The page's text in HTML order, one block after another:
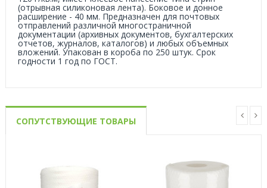
(отрывная силиконовая лента). Боковое и донное
расширение - 40 мм. Предназначен для почтовых
отправлений различной многостраничной
документации (архивных документов, бухгалтерских
отчетов, журналов, каталогов) и любых объемных
вложений. Упакован в короба по 250 штук. Срок
годности 1 год по ГОСТ.
СОПУТСТВУЮЩИЕ ТОВАРЫ